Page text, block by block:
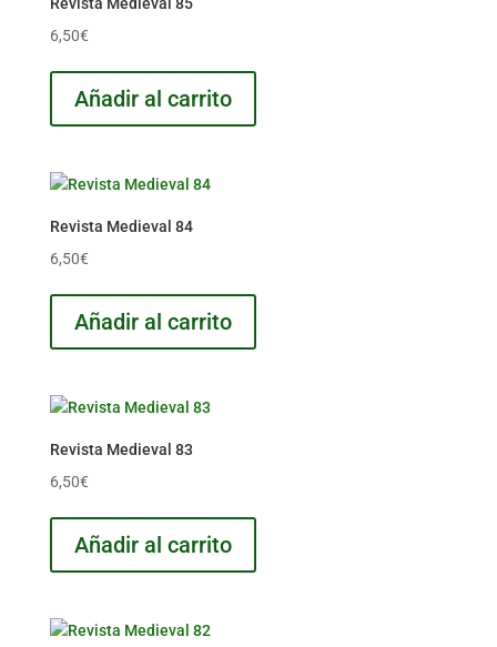
6,50€
Añadir al carrito
Revista Medieval 84
6,50€
Añadir al carrito
Revista Medieval 83
6,50€
Añadir al carrito